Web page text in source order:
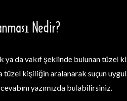
Nedir?
da vakıf şeklinde bulunan tüzel
kişiliğin aralanarak suçun
yazımızda bulabilirsiniz.